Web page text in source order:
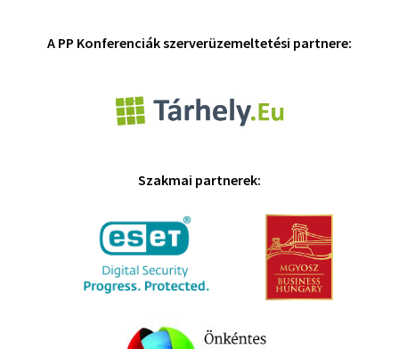
A PP Konferenciák szerverüzemeltetési partnere:
Szakmai partnerek: